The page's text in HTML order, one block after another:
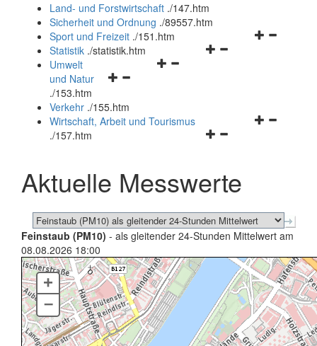
und
schließen
Land- und Forstwirtschaft ./147.htm
Sicherheit und Ordnung ./89557.htm
Navigationsmenü
Sport und Freizeit ./151.htm
Navigationsmenü
Statistik ./statistik.htm
Navigationsmenü
und
schließen
Umwelt
und Natur
./153.htm
Verkehr ./155.htm
Navigationsmenü
schließen
Wirtschaft, Arbeit und Tourismus
./157.htm
Aktuelle Messwerte
Feinstaub (PM10) - als gleitender 24-Stunden Mittelwert am
08.08.2026 18:00
+
–